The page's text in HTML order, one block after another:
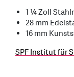
1 ¼ Zoll
28 mm
16 mm
SPF Institut für